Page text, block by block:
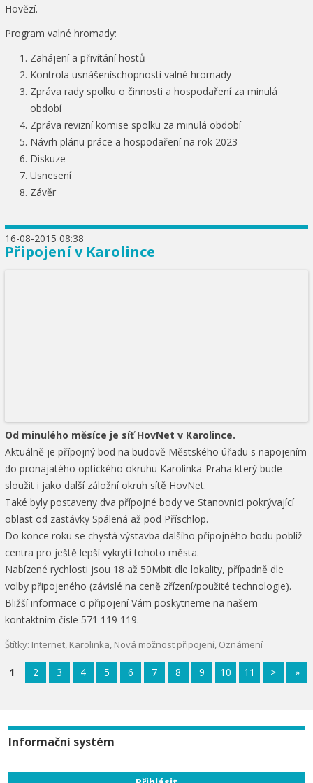
Hovězí.
Program valné hromady:
Zahájení a přivítání hostů
Kontrola usnášeníschopnosti valné hromady
Zpráva rady spolku o činnosti a hospodaření za minulá
období
Zpráva revizní komise spolku za minulá období
Návrh plánu práce a hospodaření na rok 2023
Diskuze
Usnesení
Závěr
16-08-2015 08:38
Připojení v Karolince
Od minulého měsíce je síť HovNet v Karolince.
Aktuálně je přípojný bod na budově Městského úřadu s napojením
do pronajatého optického okruhu Karolinka-Praha který bude
sloužit i jako další záložní okruh sítě HovNet.
Také byly postaveny dva přípojné body ve Stanovnici pokrývající
oblast od zastávky Spálená až pod Příschlop.
Do konce roku se chystá výstavba dalšího přípojného bodu poblíž
centra pro ještě lepší vykrytí tohoto města.
Nabízené rychlosti jsou 18 až 50Mbit dle lokality, případně dle
volby připojeného (závislé na ceně zřízení/použité technologie).
Bližší informace o připojení Vám poskytneme na našem
kontaktním čísle 571 119 119.
Štítky: Internet, Karolinka, Nová možnost připojení, Oznámení
1 2 3 4 5 6 7 8 9 10 11 > »
Informační systém